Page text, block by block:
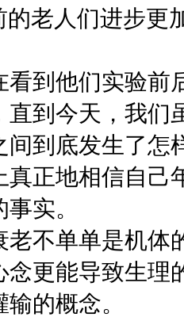
的老人们进步
看到他们实验前
直到今天，我们
间到底发生了怎
真正地相信自己
实。
老不单单是机体
念更能导致生理
的概念。